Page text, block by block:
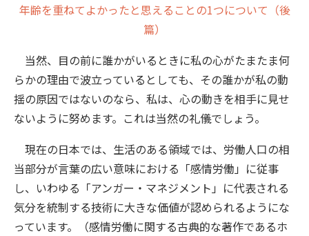
年齢を重ねてよかったと思えることの1つについて（後
篇）
当然、目の前に誰かがいるときに私の心がたまたま何
らかの理由で波立っているとしても、その誰かが私の動
揺の原因ではないのなら、私は、心の動きを相手に見せ
ないように努めます。これは当然の礼儀でしょう。
現在の日本では、生活のある領域では、労働人口の相
当部分が言葉の広い意味における「感情労働」に従事
し、いわゆる「アンガー・マネジメント」に代表される
気分を統制する技術に大きな価値が認められるようにな
っています。（感情労働に関する古典的な著作であるホ